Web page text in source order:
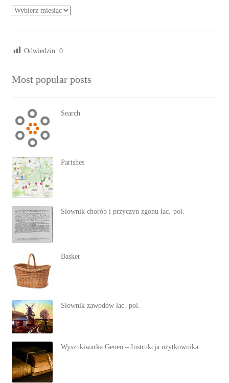
Archiwa
Odwiedzin: 0
Most popular posts
Search
Parishes
Słownik chorób i przyczyn zgonu łac.-pol.
Basket
Słownik zawodów łac.-pol.
Wyszukiwarka Geneo – Instrukcja użytkownika